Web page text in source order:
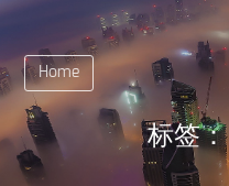
Home
标签：